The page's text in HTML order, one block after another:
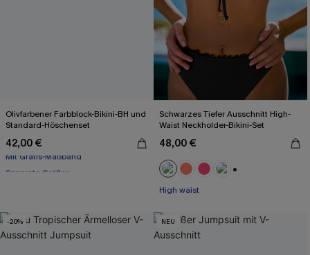
Olivfarbener Farbblock-Bikini-BH und
Standard-Höschenset
42,00 €
Mit Gratis-Maßband
Schwarzes Tiefer Ausschnitt High-
Waist Neckholder-Bikini-Set
48,00 €
High waist
-20% NEU